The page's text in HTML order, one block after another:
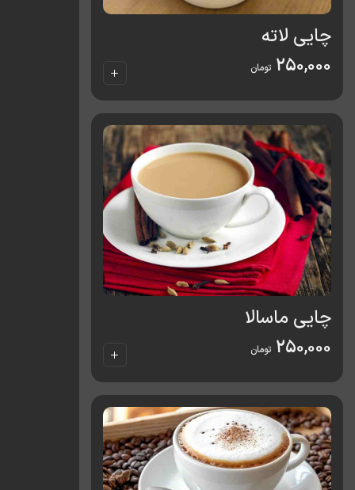
چایی لاته
250,000 تومان
چایی ماسالا
250,000 تومان